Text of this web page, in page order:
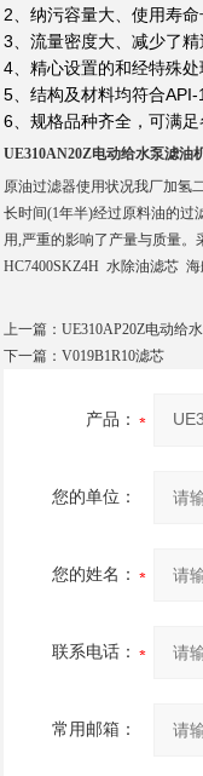
2、纳污容量大、使用寿命
3、流量密度大、减少了
4、精心设置的和经特殊
5、结构及材料均符合
6、规格品种齐全，可满
UE310AN20Z电动给水泵滤油
原油过滤器使用状况我厂加氢
长时间(1年半)经过原料油的过
用,严重的影响了产量与质量
HC7400SKZ4H 水除油滤芯
上一篇： UE310AP20Z电动给
下一篇： V019B1R10滤芯
产品：
您的单位：
您的姓名：
联系电话：
常用邮箱：